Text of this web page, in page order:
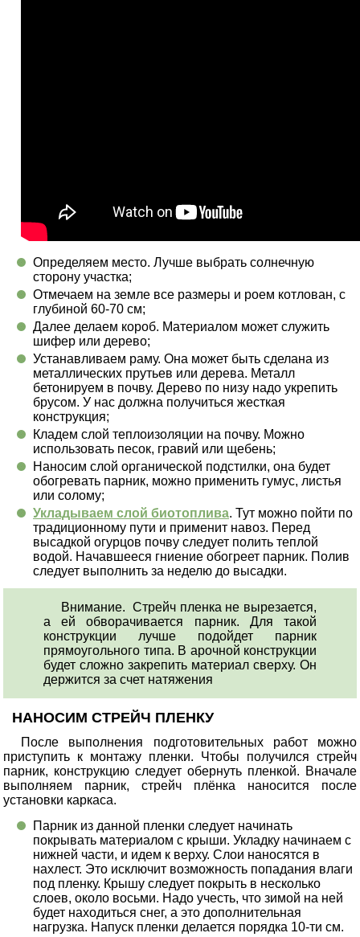
Определяем место. Лучше выбрать солнечную
сторону участка;
Отмечаем на земле все размеры и роем котлован, с
глубиной 60-70 см;
Далее делаем короб. Материалом может служить
шифер или дерево;
Устанавливаем раму. Она может быть сделана из
металлических прутьев или дерева. Металл
бетонируем в почву. Дерево по низу надо укрепить
брусом. У нас должна получиться жесткая
конструкция;
Кладем слой теплоизоляции на почву. Можно
использовать песок, гравий или щебень;
Наносим слой органической подстилки, она будет
обогревать парник, можно применить гумус, листья
или солому;
Укладываем слой биотоплива. Тут можно пойти по
традиционному пути и применит навоз. Перед
высадкой огурцов почву следует полить теплой
водой. Начавшееся гниение обогреет парник. Полив
следует выполнить за неделю до высадки.
Внимание. Стрейч пленка не вырезается,
а ей обворачивается парник. Для такой
конструкции лучше подойдет парник
прямоугольного типа. В арочной конструкции
будет сложно закрепить материал сверху. Он
держится за счет натяжения
НАНОСИМ СТРЕЙЧ ПЛЕНКУ
После выполнения подготовительных работ можно
приступить к монтажу пленки. Чтобы получился стрейч
парник, конструкцию следует обернуть пленкой. Вначале
выполняем парник, стрейч плёнка наносится после
установки каркаса.
Парник из данной пленки следует начинать
покрывать материалом с крыши. Укладку начинаем с
нижней части, и идем к верху. Слои наносятся в
нахлест. Это исключит возможность попадания влаги
под пленку. Крышу следует покрыть в несколько
слоев, около восьми. Надо учесть, что зимой на ней
будет находиться снег, а это дополнительная
нагрузка. Напуск пленки делается порядка 10-ти см.